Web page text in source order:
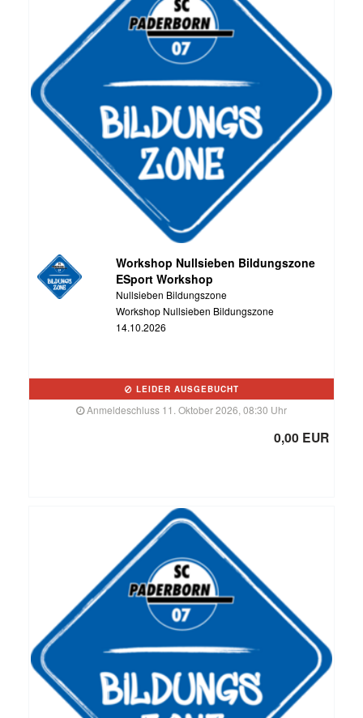
Workshop Nullsieben Bildungszone
ESport Workshop
Nullsieben Bildungszone
Workshop Nullsieben Bildungszone
14.10.2026
LEIDER AUSGEBUCHT
Anmeldeschluss 11. Oktober 2026, 08:30 Uhr
0,00 EUR